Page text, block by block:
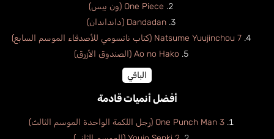
One Piece (ون بيس)
Dandadan (دانداندان)
Natsume Yuujinchou 7 (كتاب ناتسومي للأصدقاء الموسم السابع)
Ao no Hako (الصندوق الأزرق)
الباقي
أفضل أنميات قادمة
One Punch Man 3 (رجل اللكمة الواحدة الموسم الثالث)